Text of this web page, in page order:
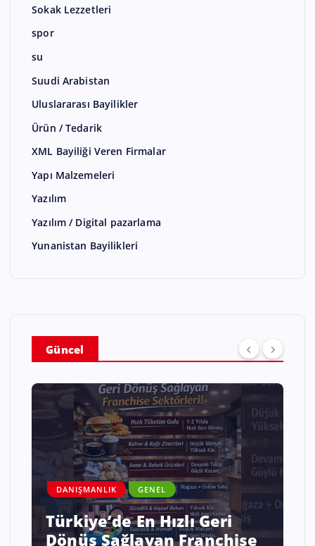
Sokak Lezzetleri
spor
su
Suudi Arabistan
Uluslararası Bayilikler
Ürün / Tedarik
XML Bayiliği Veren Firmalar
Yapı Malzemeleri
Yazılım
Yazılım / Digital pazarlama
Yunanistan Bayilikleri
Güncel
DANIŞMANLIK GENEL
Savaş ve Kriz Ortamında
Enflasyonist Bir Ülkede İş